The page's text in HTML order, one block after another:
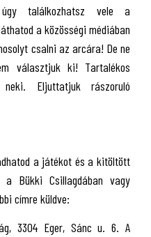
találkozhatsz vele a
a közösségi médiában
csalni az arcára! De ne
választjuk ki! Tartalékos
Eljuttatjuk rászoruló
a játékot és a kitöltött
a Bükki Csillagdában vagy
címre küldve:
3304 Eger, Sánc u. 6. A